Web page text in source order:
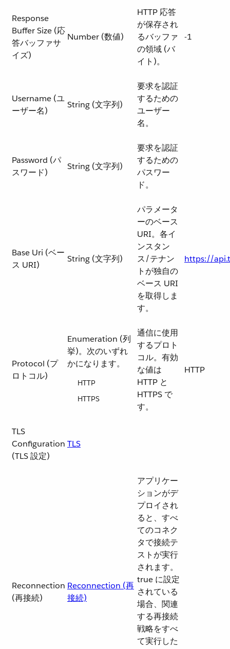
Response
Buffer Size (応
答バッファサ
イズ)
Number (数値)
HTTP 応答
が保存され
るバッファ
の領域 (バ
イト)。
-1
Username (ユ
ーザー名)
String (文字列)
要求を認証
するための
ユーザー
名。
Password (パ
スワード)
String (文字列)
要求を認証
するための
パスワー
ド。
Base Uri (ベー
ス URI)
String (文字列)
パラメータ
ーのベース
URI。各イ
ンスタン
ス/テナン
トが独自の
ベース URI
を取得しま
す。
https://
Protocol (プ
ロトコル)
Enumeration (列
挙)。次のいずれ
かになります。
HTTP
HTTPS
通信に使用
するプロト
コル。有効
な値は
HTTP と
HTTPS で
す。
HTTP
TLS
Configuration
(TLS 設定)
TLS
Reconnection
(再接続)
Reconnection (再
接続)
アプリケー
ションがデ
プロイされ
ると、すべ
てのコネク
タで接続テ
ストが実行
されます。
true に設定
されている
場合、関連
する再接続
戦略をすべ
て実行した